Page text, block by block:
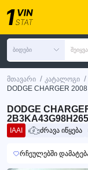
ბიდები
მთავარი / კატალოგი /
DODGE CHARGER 2008
DODGE
IAAI ძრავა იწყება
რჩეულებში